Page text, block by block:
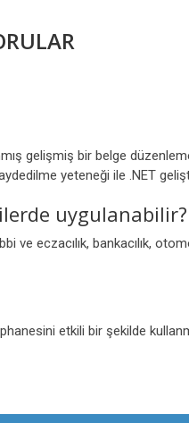
gelişmiş bir belge
yeteneği ile .NET
uygulanabilir?
eczacılık, bankacılık,
etkili bir şekilde